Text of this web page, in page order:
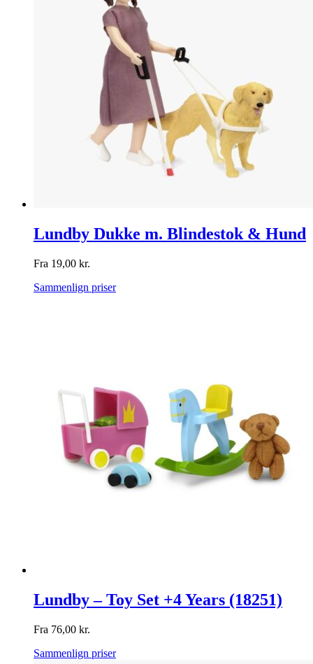
Lundby Dukke m. Blindestok & Hund
Fra 19,00 kr.
Sammenlign priser
Lundby – Toy Set +4 Years (18251)
Fra 76,00 kr.
Sammenlign priser